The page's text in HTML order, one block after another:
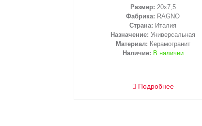
Размер: 20x7,5
Фабрика: RAGNO
Страна: Италия
Назначение: Универсальная
Материал: Керамогранит
Наличие: В наличии
Подробнее